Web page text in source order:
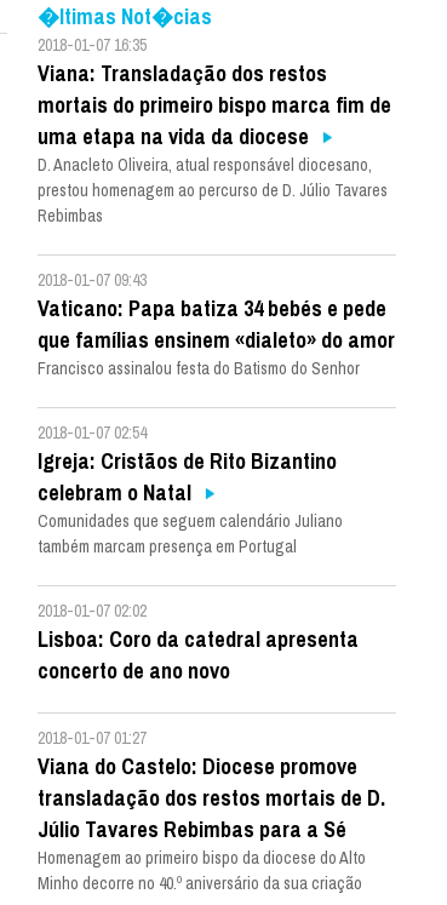
�ltimas Not�cias
2018-01-07 16:35
Viana: Transladação dos restos
mortais do primeiro bispo marca fim de
uma etapa na vida da diocese
D. Anacleto Oliveira, atual responsável diocesano,
prestou homenagem ao percurso de D. Júlio Tavares
Rebimbas
2018-01-07 09:43
Vaticano: Papa batiza 34 bebés e pede
que famílias ensinem «dialeto» do amor
Francisco assinalou festa do Batismo do Senhor
2018-01-07 02:54
Igreja: Cristãos de Rito Bizantino
celebram o Natal
Comunidades que seguem calendário Juliano
também marcam presença em Portugal
2018-01-07 02:02
Lisboa: Coro da catedral apresenta
concerto de ano novo
2018-01-07 01:27
Viana do Castelo: Diocese promove
transladação dos restos mortais de D.
Júlio Tavares Rebimbas para a Sé
Homenagem ao primeiro bispo da diocese do Alto
Minho decorre no 40.º aniversário da sua criação